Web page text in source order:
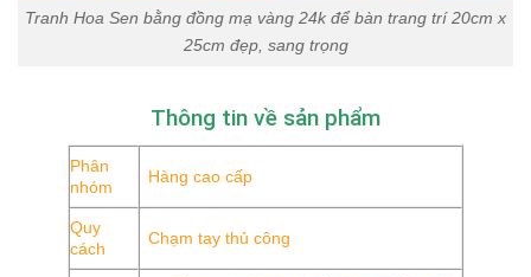
Tranh Hoa Sen bằng đồng mạ vàng 24k để bàn trang trí 20cm x
25cm đẹp, sang trọng
Thông tin về sản phẩm
Phân
nhóm
Hàng cao cấp
Quy
cách
Chạm tay thủ công